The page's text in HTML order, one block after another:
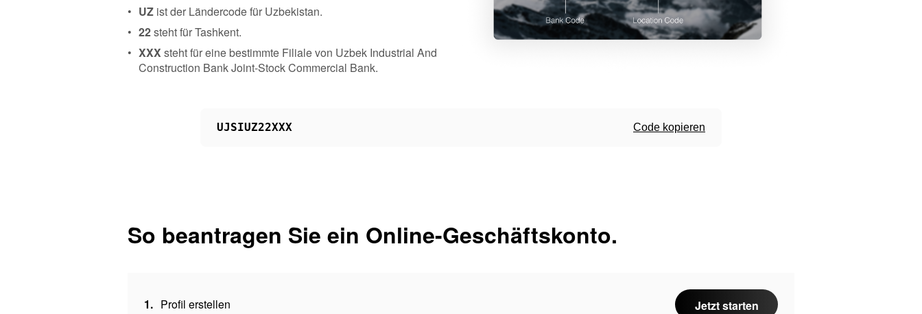
UZ ist der Ländercode für Uzbekistan.
22steht für Tashkent.
XXXsteht für eine bestimmte Filiale von Uzbek Industrial And
Construction Bank Joint-Stock Commercial Bank.
UJSIUZ22XXX Code kopieren
So beantragen Sie ein Online-Geschäftskonto.
1. Profil erstellen Jetzt starten